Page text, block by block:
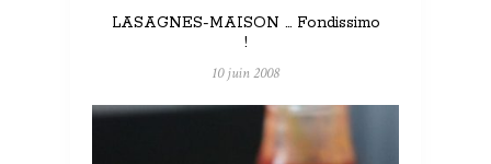
LASAGNES-MAISON … Fondissimo
!
10 juin 2008